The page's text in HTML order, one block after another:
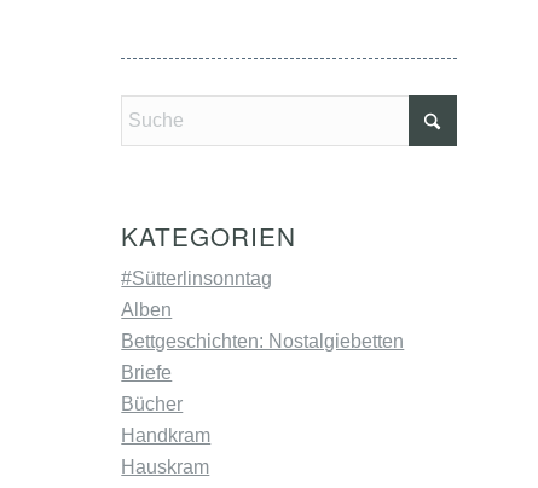
KATEGORIEN
#Sütterlinsonntag
Alben
Bettgeschichten: Nostalgiebetten
Briefe
Bücher
Handkram
Hauskram